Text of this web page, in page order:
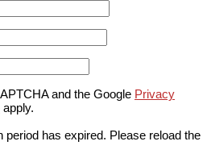
and the Google Privacy
apply.
has expired. Please reload the